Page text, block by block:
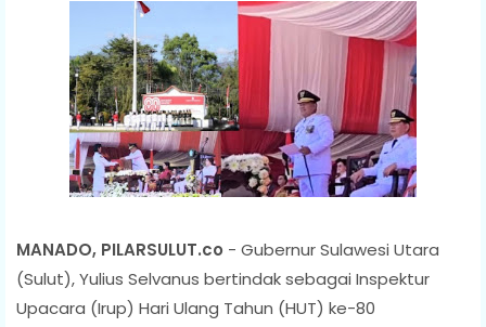
MANADO, PILARSULUT.co - Gubernur Sulawesi Utara
(Sulut), Yulius Selvanus bertindak sebagai Inspektur
Upacara (Irup) Hari Ulang Tahun (HUT) ke-80